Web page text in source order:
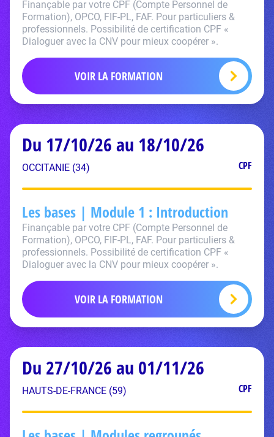
Finançable par votre CPF (Compte Personnel de
Formation), OPCO, FIF-PL, FAF. Pour particuliers &
professionnels. Possibilité de certification CPF «
Dialoguer avec la CNV pour mieux coopérer ».
VOIR LA FORMATION
Du 17/10/26 au 18/10/26
OCCITANIE (34) CPF
Les bases | Module 1 : Introduction
Finançable par votre CPF (Compte Personnel de
Formation), OPCO, FIF-PL, FAF. Pour particuliers &
professionnels. Possibilité de certification CPF «
Dialoguer avec la CNV pour mieux coopérer ».
VOIR LA FORMATION
Du 27/10/26 au 01/11/26
HAUTS-DE-FRANCE (59) CPF